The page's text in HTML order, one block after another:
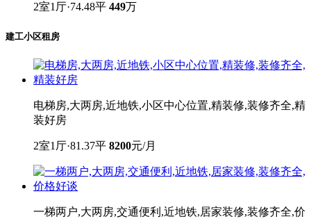
2室1厅·74.48平 449万
建工小区租房
电梯房,大两房,近地铁,小区中心位置,精装修,装修齐全,精
装好房
2室1厅·81.37平 8200元/月
一梯两户,大两房,交通便利,近地铁,居家装修,装修齐全,价